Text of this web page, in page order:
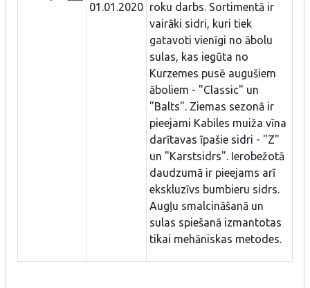
01.01.2020 roku darbs. Sortimentā ir
vairāki sidri, kuri tiek
gatavoti vienīgi no ābolu
sulas, kas iegūta no
Kurzemes pusē augušiem
āboliem - "Classic" un
"Balts". Ziemas sezonā ir
pieejami Kabiles muiža vīna
darītavas īpašie sidri - "Z"
un "Karstsidrs". Ierobežotā
daudzumā ir pieejams arī
ekskluzīvs bumbieru sidrs.
Augļu smalcināšanā un
sulas spiešanā izmantotas
tikai mehāniskas metodes.